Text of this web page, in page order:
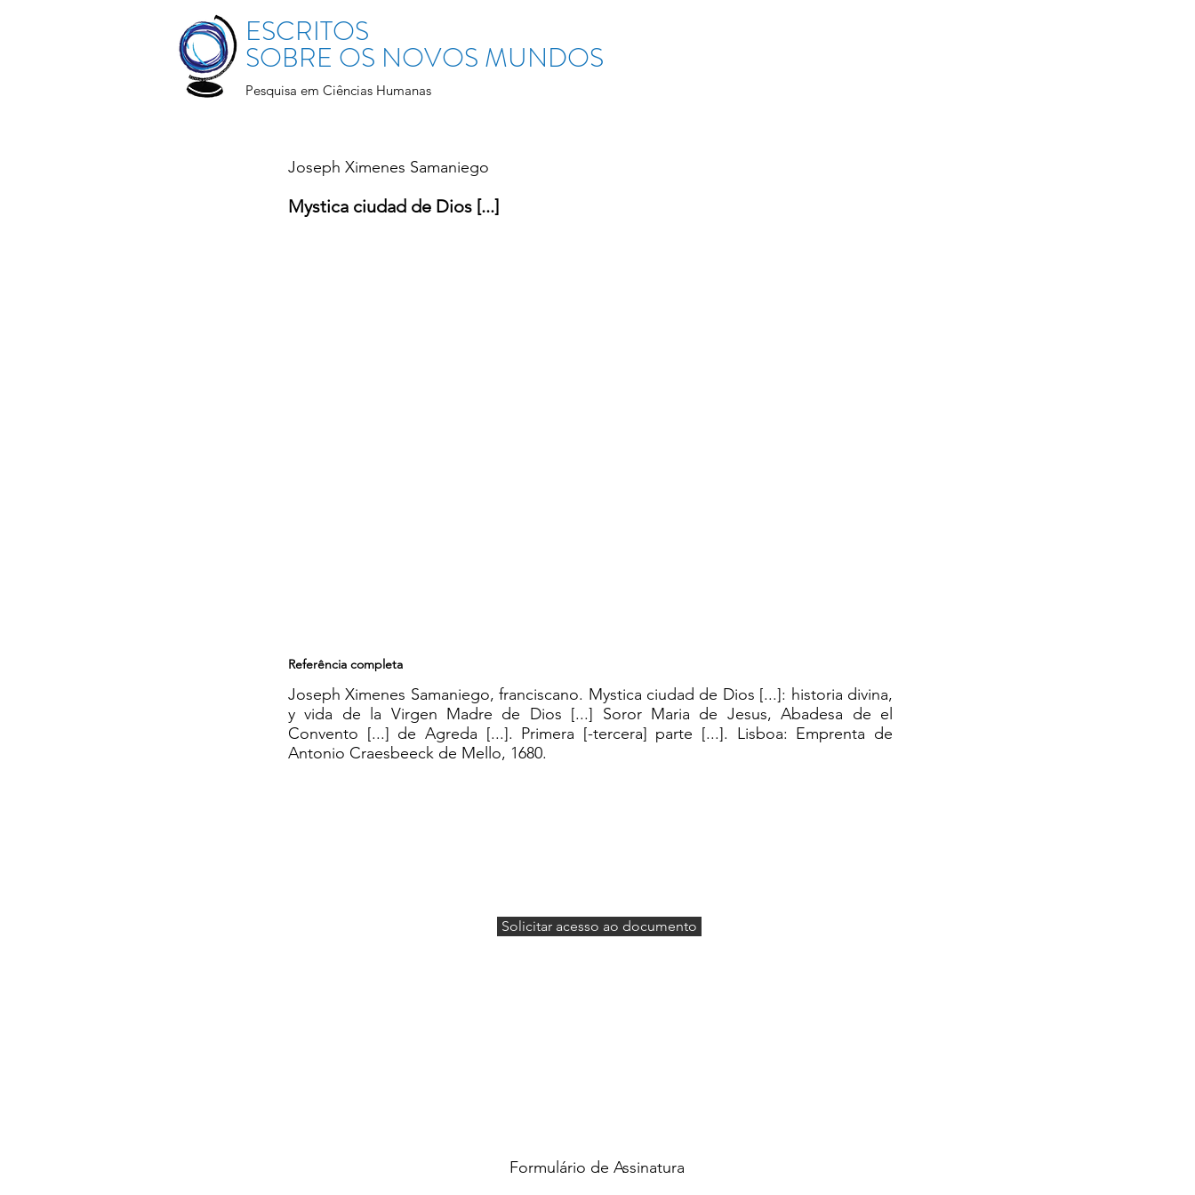
ESCRITOS
SOBRE OS NOVOS MUNDOS
Pesquisa em Ciências Humanas
Joseph Ximenes Samaniego
Mystica ciudad de Dios [...]
Referência completa
Joseph Ximenes Samaniego, franciscano. Mystica ciudad de Dios [...]: historia divina,
y vida de la Virgen Madre de Dios [...] Soror Maria de Jesus, Abadesa de el
Convento [...] de Agreda [...]. Primera [-tercera] parte [...]. Lisboa: Emprenta de
Antonio Craesbeeck de Mello, 1680.
Solicitar acesso ao documento
Formulário de Assinatura